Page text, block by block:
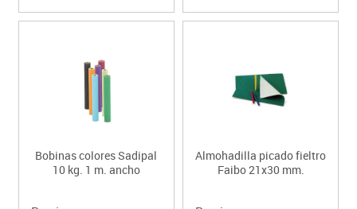
Bobinas colores Sadipal
10 kg. 1 m. ancho
Almohadilla picado fieltro
Faibo 21x30 mm.